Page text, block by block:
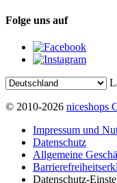
Folge uns auf
© 2010-2026 niceshops
Impressum und
Datenschutz
Allgemeine
Datenschutz-